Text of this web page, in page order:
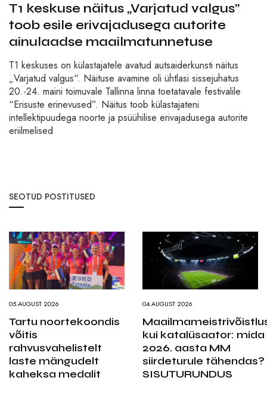
T1 keskuse näitus „Varjatud valgus”
toob esile erivajadusega autorite
ainulaadse maailmatunnetuse
T1 keskuses on külastajatele avatud autsaiderkunsti näitus
„Varjatud valgus“. Näituse avamine oli ühtlasi sissejuhatus
20.-24. maini toimuvale Tallinna linna toetatavale festivalile
“Erisuste erinevused”. Näitus toob külastajateni
intellektipuudega noorte ja psüühilise erivajadusega autorite
eriilmelised
SEOTUD POSTITUSED
05.AUGUST 2026
Tartu noortekoondis
võitis
rahvusvahelistelt
laste mängudelt
kaheksa medalit
04.AUGUST 2026
kui katalüsaator: mida
2026. aasta MM
siirdeturule tähendas?
SISUTURUNDUS